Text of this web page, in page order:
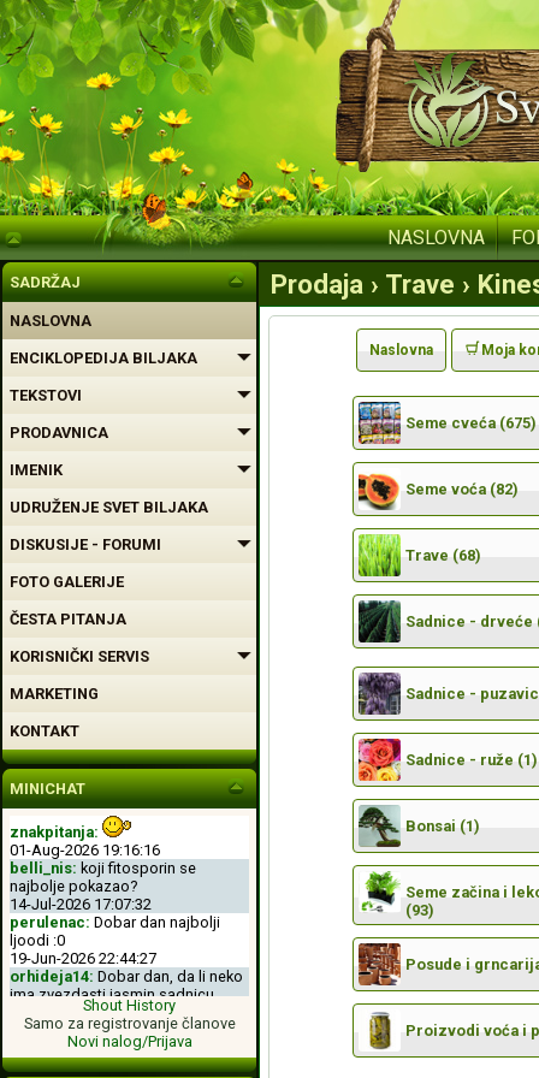
NASLOVNA
SADRŽAJ
NASLOVNA
ENCIKLOPEDIJA BILJAKA
TEKSTOVI
PRODAVNICA
IMENIK
UDRUŽENJE SVET BILJAKA
DISKUSIJE - FORUMI
FOTO GALERIJE
ČESTA PITANJA
KORISNIČKI SERVIS
MARKETING
KONTAKT
MINICHAT
znakpitanja:
01-Aug-2026 19:16:16
belli_nis: koji fitosporin se
najbolje pokazao?
14-Jul-2026 17:07:32
perulenac: Dobar dan najbolji
ljoodi :0
19-Jun-2026 22:44:27
orhideja14: Dobar dan, da li neko
ima zvezdasti jasmin sadnicu.
04-Jun-2026 11:50:00
perulenac:Dobro veche dobri
ljoodi :-D
26-May-2026 23:11:49
Shout History
Samo za registrovanje članove
Novi nalog/Prijava
Prodaja › Trave ›
Naslovna Moja
Seme cveća (675)
Seme voća (82)
Trave (68)
Sadnice - drveće
Sadnice -
Sadnice - ruže (1)
Bonsai (1)
Seme začina i
(93)
Posude i
Proizvodi voća i